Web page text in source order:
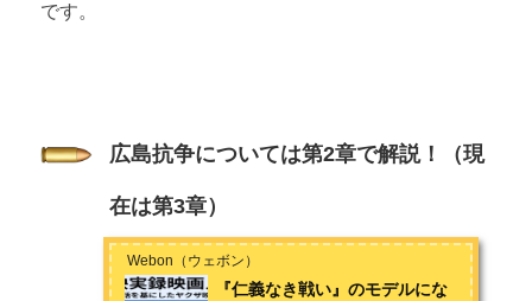
です。
広島抗争については第2章で解説！（現
在は第3章）
Webon（ウェボン）
『仁義なき戦い』のモデルにな